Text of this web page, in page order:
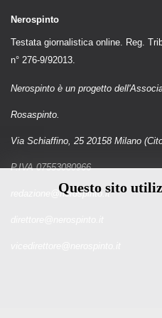
Questo sito
Nerospinto
Testata giornalistica online. Reg.
n° 276-9/92013.
Nerospinto è un progetto
Rosaspinto.
Via Schiaffino, 25 20158 Milano
P.IVA 07553080966
redazione@nerospinto.it